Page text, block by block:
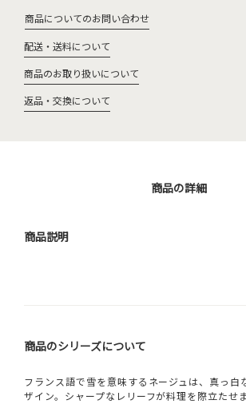
商品についてのお問い合わせ
配送・送料について
商品のお取り扱いについて
返品・交換について
商品の詳細
商品説明
商品のシリーズについて
フランス語で雪を意味するネージュは、真っ白
ザイン。シャープなレリーフが料理を際立たせま